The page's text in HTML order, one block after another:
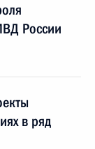
России
в ряд